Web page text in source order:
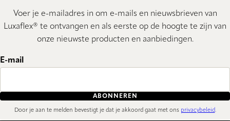
Voer je e-mailadres in om e-mails en nieuwsbrieven van
Luxaflex® te ontvangen en als eerste op de hoogte te zijn van
onze nieuwste producten en aanbiedingen.
E-mail
ABONNEREN
Door je aan te melden bevestigt je dat je akkoord gaat met ons privacybeleid.